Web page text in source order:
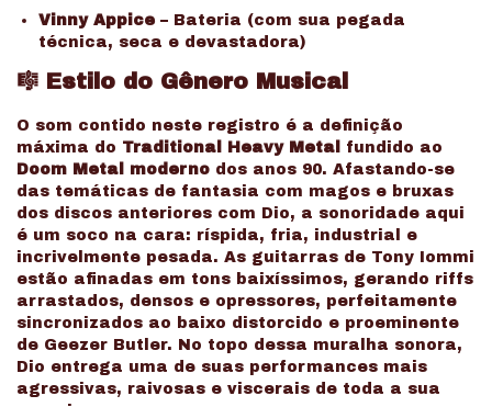
Vinny Appice – Bateria (com sua pegada
técnica, seca e devastadora)
🎼 Estilo do Gênero Musical
O som contido neste registro é a definição
máxima do Traditional Heavy Metal
fundido ao
Doom Metal moderno dos anos 90. Afastando-se
das temáticas de fantasia com magos e bruxas
dos discos anteriores com Dio, a sonoridade aqui
é um soco na cara: ríspida, fria, industrial e
incrivelmente pesada. As guitarras de Tony Iommi
estão afinadas em tons baixíssimos, gerando riffs
arrastados, densos e opressores, perfeitamente
sincronizados ao baixo distorcido e proeminente
de Geezer Butler. No topo dessa muralha sonora,
Dio entrega uma de suas performances mais
agressivas, raivosas e viscerais de toda a sua